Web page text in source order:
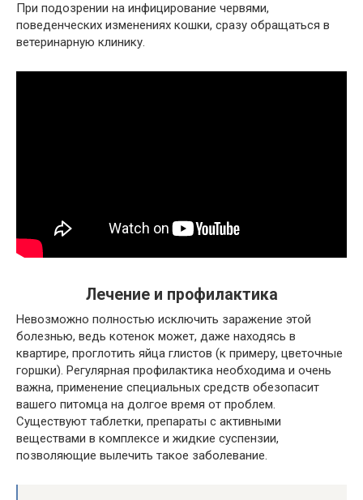
При подозрении на инфицирование червями,
поведенческих изменениях кошки, сразу обращаться в
ветеринарную клинику.
Лечение и профилактика
Невозможно полностью исключить заражение этой
болезнью, ведь котенок может, даже находясь в
квартире, проглотить яйца глистов (к примеру, цветочные
горшки). Регулярная профилактика необходима и очень
важна, применение специальных средств обезопасит
вашего питомца на долгое время от проблем.
Существуют таблетки, препараты с активными
веществами в комплексе и жидкие суспензии,
позволяющие вылечить такое заболевание.